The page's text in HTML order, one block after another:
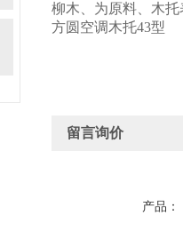
柳木、为原料、木
方圆空调木托43型
留言询价
产品：